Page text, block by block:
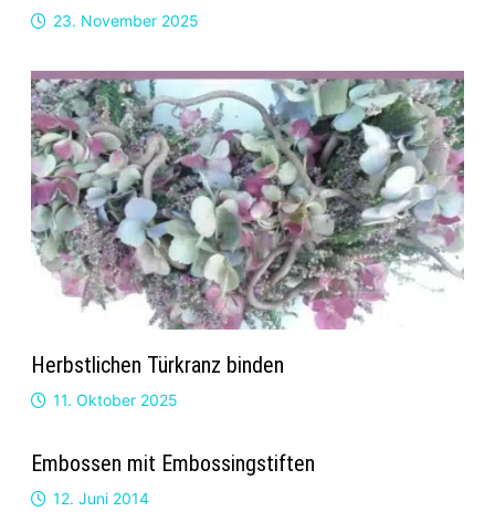
23. November 2025
Herbstlichen Türkranz binden
11. Oktober 2025
Embossen mit Embossingstiften
12. Juni 2014